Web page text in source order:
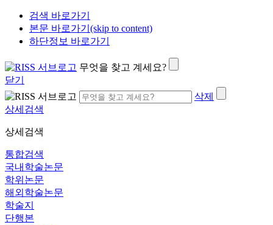
검색 바로가기
본문 바로가기(skip to content)
하단정보 바로가기
무엇을 찾고 계세요?
닫기
삭제
상세검색
상세검색
통합검색
국내학술논문
학위논문
해외학술논문
학술지
단행본